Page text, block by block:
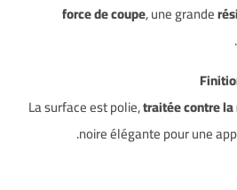
force de coupe, une grande
.
La surface est polie,traitée contre
noire élégante pour une